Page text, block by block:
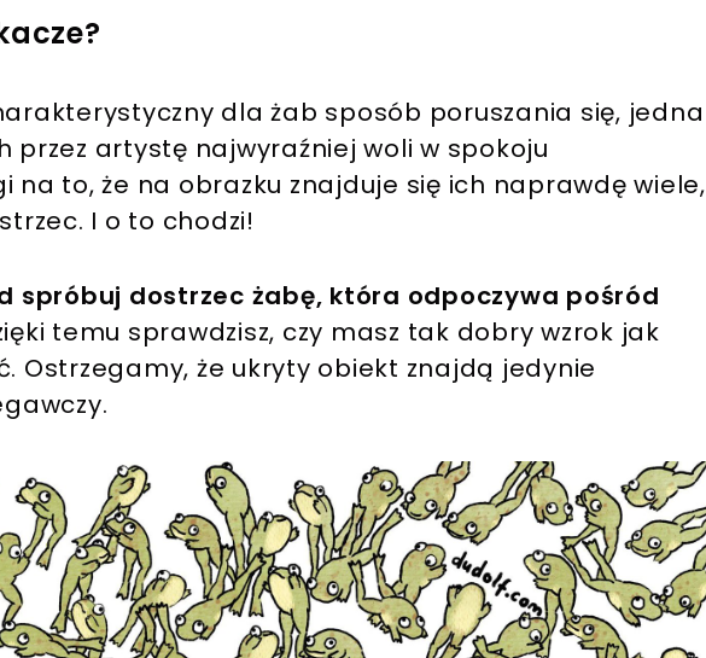
dla żab sposób poruszania się, jedna
przez artystę najwyraźniej woli w spokoju
na to, że na obrazku znajduje się ich naprawdę wiele,
I o to chodzi!
spróbuj dostrzec żabę, która odpoczywa pośród
temu sprawdzisz, czy masz tak dobry wzrok jak
Ostrzegamy, że ukryty obiekt znajdą jedynie